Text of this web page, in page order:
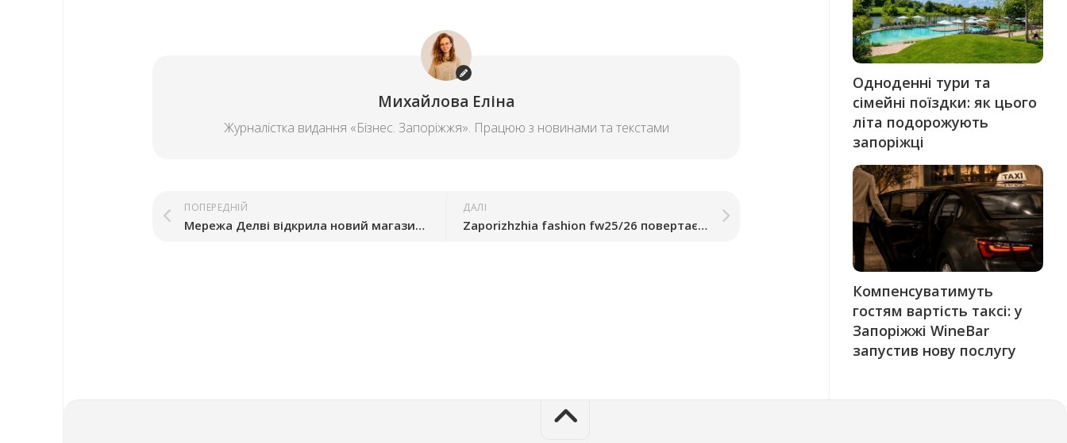
Михайлова Еліна
Журналістка видання «Бізнес. Запоріжжя». Працюю з новинами та текстами
ДАЛІ
Zaporizhzhia fashion fw25/26 повертається: запорізькі бренди представлять нові колекції 6 грудня
ПОПЕРЕДНІЙ
Мережа Делві відкрила новий магазин у Запоріжжі
Одноденні тури та
сімейні поїздки: як цього
літа подорожують
запоріжці
Компенсуватимуть
гостям вартість таксі: у
Запоріжжі WineBar
запустив нову послугу